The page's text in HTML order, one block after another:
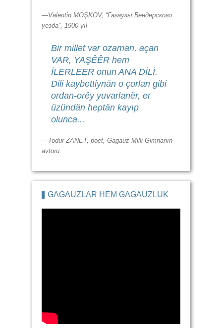
—Valentin MOŞKOV, “Гагаузы Бендерского
уезда”, 1900 yıl
Bir millet var ozaman, açan
VAR, YAŞÊÊR hem
İLERLEER onun ANA DİLİ.
Dili kaybettiynän o çorlan gibi
ordan-orêy yuvarlanêr, er
üzündän heptän kayıp
olunca...
—Todur ZANET, poet, Gagauz Milli Gimnanın
avtoru
GAGAUZLAR HEM GAGAUZLUK